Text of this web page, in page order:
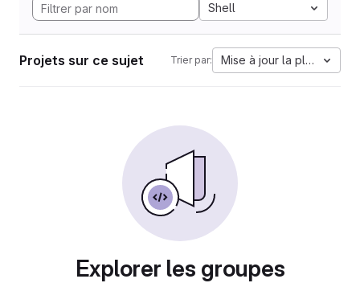
Shell
Projets sur ce sujet Trier par: Mise à jour la plus
Explorer les groupes